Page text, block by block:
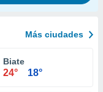
Más ciudades
Biate
24° 18°